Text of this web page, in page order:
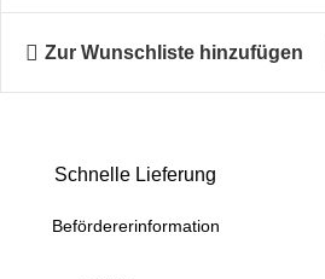
Zur Wunschliste hinzufügen
Schnelle Lieferung
Befördererinformation